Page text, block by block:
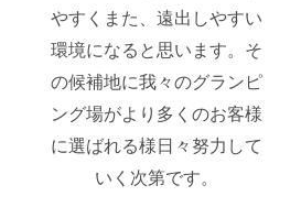
やすくまた、遠出しやすい
環境になると思います。そ
の候補地に我々のグランピ
ング場がより多くのお客様
に選ばれる様日々努力して
いく次第です。